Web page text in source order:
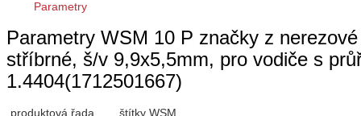
Parametry
Parametry WSM 10 P značky z
stříbrné, š/v 9,9x5,5mm, pro vodiče s
1.4404(1712501667)
produktová řada
štítky WSM